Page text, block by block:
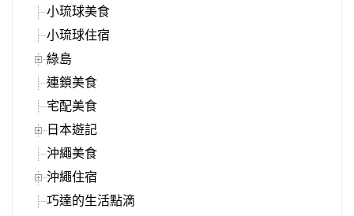
小琉球美食
小琉球住宿
綠島
連鎖美食
宅配美食
日本遊記
沖繩美食
沖繩住宿
巧達的生活點滴